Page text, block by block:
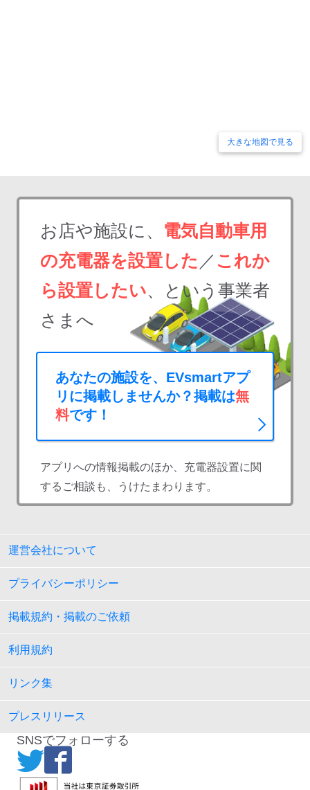
大きな地図で見る
お店や施設に、 電気自動車用
の充電器を設置した ／ これか
ら設置したい、という事業者
さまへ
あなたの施設を、EVsmartアプ
リに掲載しませんか？掲載は無
料です！
アプリへの情報掲載のほか、充電器設置に関
するご相談も、うけたまわります。
運営会社について
プライバシーポリシー
掲載規約・掲載のご依頼
利用規約
リンク集
プレスリリース
SNSでフォローする